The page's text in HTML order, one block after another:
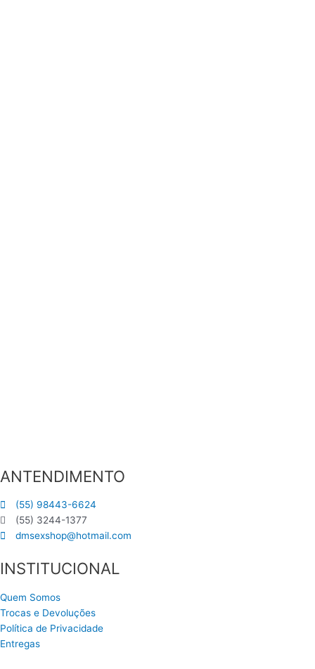
ANTENDIMENTO
(55) 98443-6624
(55) 3244-1377
dmsexshop@hotmail.com
INSTITUCIONAL
Quem Somos
Trocas e Devoluções
Política de Privacidade
Entregas